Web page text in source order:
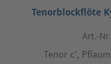
Tenorblockflöte
Art.-
Tenor c',